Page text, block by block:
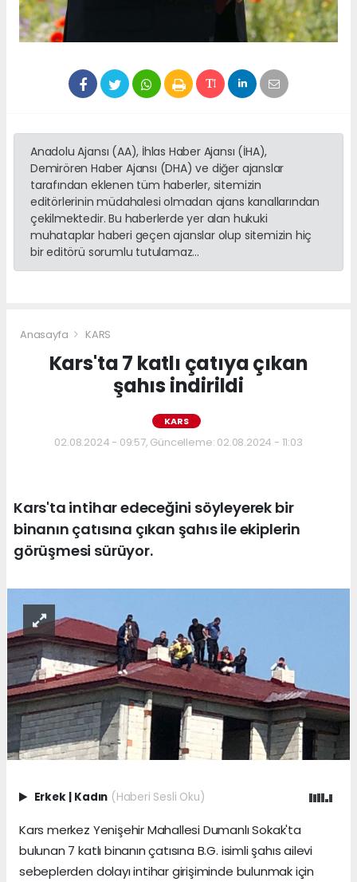
Anadolu Ajansı (AA), İhlas Haber Ajansı (İHA),
Demirören Haber Ajansı (DHA) ve diğer ajanslar
tarafından eklenen tüm haberler, sitemizin
editörlerinin müdahalesi olmadan ajans kanallarından
çekilmektedir. Bu haberlerde yer alan hukuki
muhataplar haberi geçen ajanslar olup sitemizin hiç
bir editörü sorumlu tutulamaz...
Anasayfa KARS
Kars'ta 7 katlı çatıya çıkan
şahıs indirildi
KARS
02.08.2024 - 09:57, Güncelleme: 02.08.2024 - 11:03
Kars'ta intihar edeceğini söyleyerek bir
binanın çatısına çıkan şahıs ile ekiplerin
görüşmesi sürüyor.
Erkek | Kadın (Haberi Sesli Oku)
Kars merkez Yenişehir Mahallesi Dumanlı Sokak'ta
bulunan 7 katlı binanın çatısına B.G. isimli şahıs ailevi
sebeplerden dolayı intihar girişiminde bulunmak için